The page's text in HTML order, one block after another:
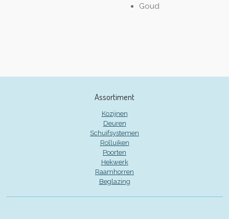
Goud
Assortiment
Kozijnen
Deuren
Schuifsystemen
Rolluiken
Poorten
Hekwerk
Raamhorren
Beglazing